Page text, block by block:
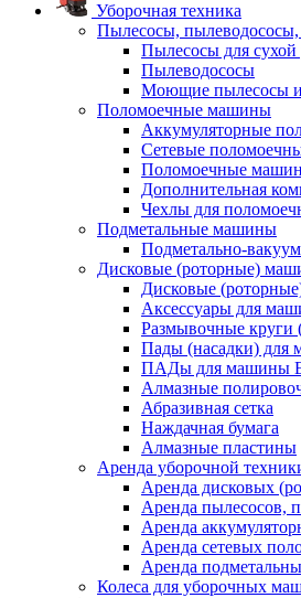
Уборочная техника
Пылесосы,
Пылесосы для
Пылеводососы
Моющие пылесосы и
Поломоечные машины
Аккумуляторные
Сетевые
Поломоечные
Дополнительная
Чехлы для
Подметальные машины
Подметально-
Дисковые (роторные)
Дисковые
Аксессуары для
Размывочные круги
Пады (насадки) для
ПАДы для машины
Алмазные
Абразивная сетка
Наждачная бумага
Алмазные пластины
Аренда уборочной
Аренда дисковых
Аренда пылесосов,
Аренда
Аренда сетевых
Аренда
Колеса для уборочных